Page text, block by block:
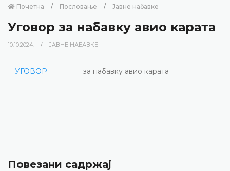
Почетна Пословање Јавне набавке
Уговор за набавку авио карата
10.10.2024. ЈАВНЕ НАБАВКЕ
УГОВОР за набавку авио карата
Повезани садржај